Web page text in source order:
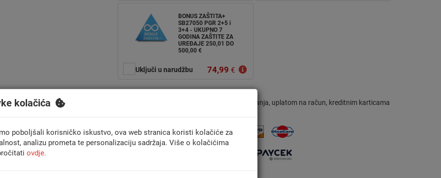
BONUS ZAŠTITA+
SB27050 PGR 2+5 i
3+4 - UKUPNO 7
GODINA ZAŠTITE ZA
UREĐAJE 250,01 DO
500,00 €
Uključi u narudžbu 74,99 €
Gotovinom prilikom preuzimanja, uplatom na račun, kreditnim karticama
kolačića
poboljšali korisničko iskustvo, ova web stranica koristi kolačiće za
analizu prometa te personalizaciju sadržaja. Više o kolačićima
ovdje.